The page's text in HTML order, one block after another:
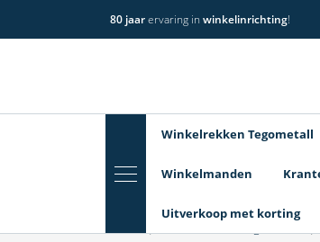
80 jaarervaring in winkelinrichting!
Winkelrekken Tegometall
Winkelmanden
Uitverkoop met korting